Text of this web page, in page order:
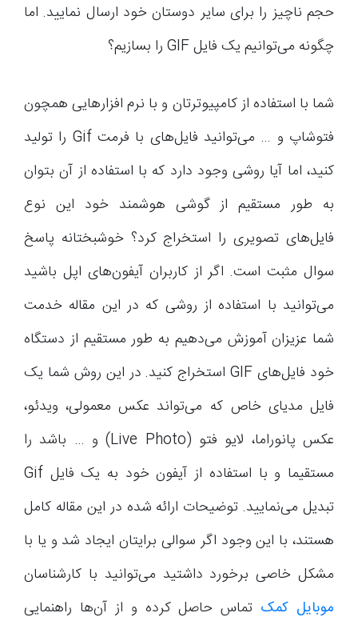
حجم ناچیز را برای سایر دوستان خود ارسال نمایید. اما
چگونه می‌توانیم یک فایل GIF را بسازیم؟
شما با استفاده از کامپیوترتان و با نرم افزارهایی همچون
فتوشاپ و … می‌توانید فایل‌های با فرمت Gif را تولید
کنید، اما آیا روشی وجود دارد که با استفاده از آن بتوان
به طور مستقیم از گوشی هوشمند خود این نوع
فایل‌های تصویری را استخراج کرد؟ خوشبختانه پاسخ
سوال مثبت است. اگر از کاربران آیفون‌های اپل باشید
می‌توانید با استفاده از روشی که در این مقاله خدمت
شما عزیزان آموزش می‌دهیم به طور مستقیم از دستگاه
خود فایل‌های GIF استخراج کنید. در این روش شما یک
فایل مدیای خاص که می‌تواند عکس معمولی، ویدئو،
عکس پانوراما، لایو فتو (Live Photo) و … باشد را
مستقیما و با استفاده از آیفون خود به یک فایل Gif
تبدیل می‌نمایید. توضیحات ارائه شده در این مقاله کامل
هستند، با این وجود اگر سوالی برایتان ایجاد شد و یا با
مشکل خاصی برخورد داشتید می‌توانید با کارشناسان
موبایل کمک تماس حاصل کرده و از آن‌ها راهنمایی